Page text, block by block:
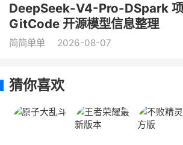
DeepSeek-V4-Pro-DSpark 项
GitCode 开源模型信息整理
简简单单 2026-08-07
猜你喜欢